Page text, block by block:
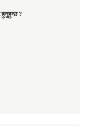
हुनुहुन्छ ?